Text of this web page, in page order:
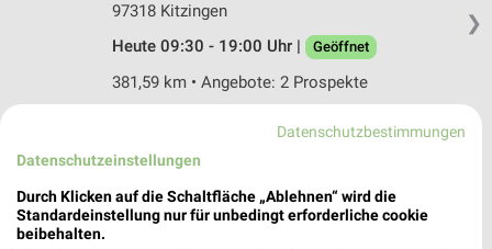
❯
97318 Kitzingen
Heute 09:30 - 19:00 Uhr |
Geöffnet
381,59 km • Angebote: 2 Prospekte
Marktplatz 3
97816 Lohr am Main
Datenschutzbestimmungen
Datenschutzeinstellungen
Durch Klicken auf die Schaltfläche „Ablehnen“ wird die
Standardeinstellung nur für unbedingt erforderliche cookie
beibehalten.